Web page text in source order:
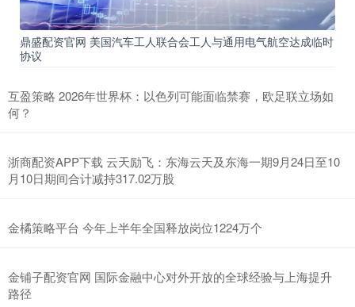
鼎盛配资官网 美国汽车工人联合会工人与通用电气航空达成临时
协议
互盈策略 2026年世界杯：以色列可能面临禁赛，欧足联立场如
何？
浙商配资APP下载 云天励飞：东海云天及东海一期9月24日至10
月10日期间合计减持317.02万股
金橘策略平台 今年上半年全国释放岗位1224万个
金铺子配资官网 国际金融中心对外开放的全球经验与上海提升
路径